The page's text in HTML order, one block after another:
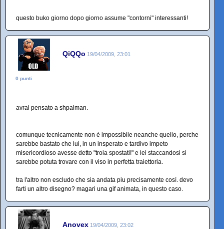
questo buko giorno dopo giorno assume "contorni" interessanti!
QiQQo 19/04/2009, 23:01
0 punti
avrai pensato a shpalman.
comunque tecnicamente non è impossibile neanche quello, perche
sarebbe bastato che lui, in un insperato e tardivo impeto
misericordioso avesse detto "troia spostati!" e lei staccandosi si
sarebbe potuta trovare con il viso in perfetta traiettoria.
tra l'altro non escludo che sia andata piu precisamente così. devo
farti un altro disegno? magari una gif animata, in questo caso.
Anovex 19/04/2009, 23:02